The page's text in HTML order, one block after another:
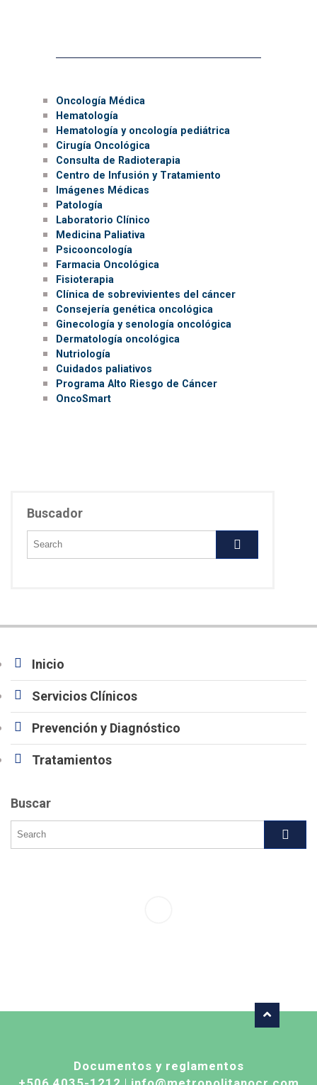
Oncología Médica
Hematología
Hematología y oncología pediátrica
Cirugía Oncológica
Consulta de Radioterapia
Centro de Infusión y Tratamiento
Imágenes Médicas
Patología
Laboratorio Clínico
Medicina Paliativa
Psicooncología
Farmacia Oncológica
Fisioterapia
Clínica de sobrevivientes del cáncer
Consejería genética oncológica
Ginecología y senología oncológica
Dermatología oncológica
Nutriología
Cuidados paliativos
Programa Alto Riesgo de Cáncer
OncoSmart
Buscador
Inicio
Servicios Clínicos
Prevención y Diagnóstico
Tratamientos
Buscar
Documentos y reglamentos